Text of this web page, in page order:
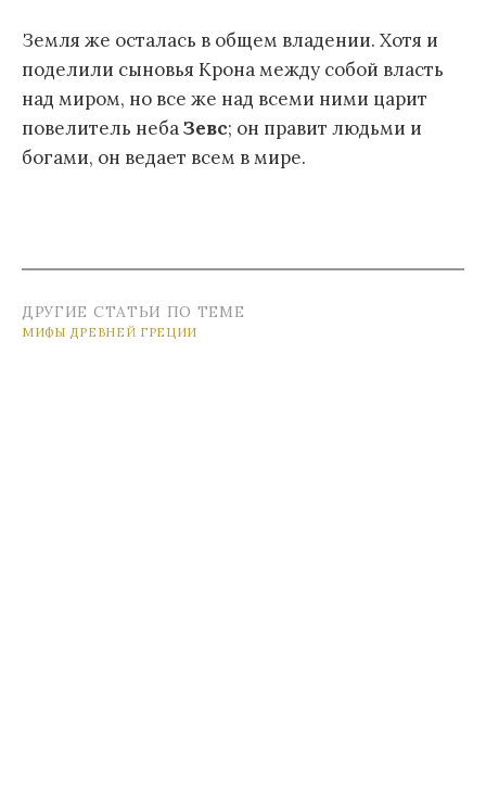
Земля же осталась в общем владении. Хотя и
поделили сыновья Крона между собой власть
над миром, но все же над всеми ними царит
повелитель небаЗевс; он правит людьми и
богами, он ведает всем в мире.
ДРУГИЕ СТАТЬИ ПО ТЕМЕ
МИФЫ ДРЕВНЕЙ ГРЕЦИИ